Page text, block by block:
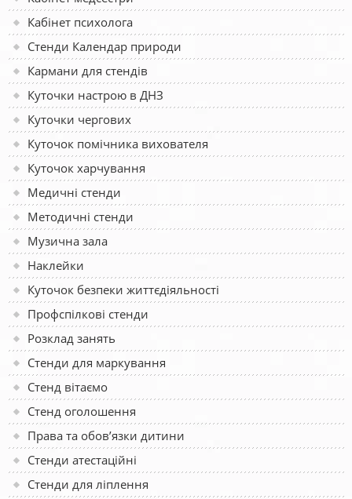
Кабінет психолога
Стенди Календар природи
Кармани для стендів
Куточки настрою в ДНЗ
Куточки чергових
Куточок помічника вихователя
Куточок харчування
Медичні стенди
Методичні стенди
Музична зала
Наклейки
Куточок безпеки життєдіяльності
Профспілкові стенди
Розклад занять
Стенди для маркування
Стенд вітаємо
Стенд оголошення
Права та обов’язки дитини
Стенди атестаційні
Стенди для ліплення